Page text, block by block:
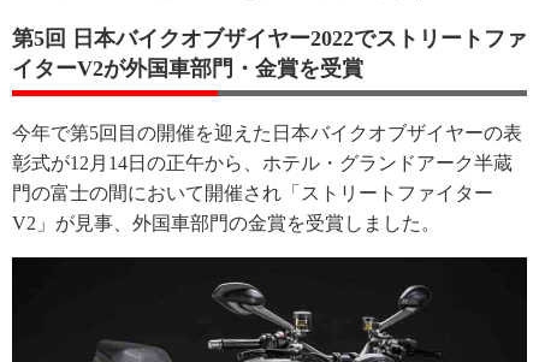
第5回 日本バイクオブザイヤー2022でストリートファ
イターV2が外国車部門・金賞を受賞
今年で第5回目の開催を迎えた日本バイクオブザイヤーの表
彰式が12月14日の正午から、ホテル・グランドアーク半蔵
門の富士の間において開催され「ストリートファイター
V2」が見事、外国車部門の金賞を受賞しました。